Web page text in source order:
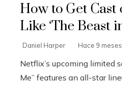
How to Get Cast
Like ‘The Beast
Daniel Harper Hace 9 meses
Netflix’s upcoming limited
Me” features an all-star